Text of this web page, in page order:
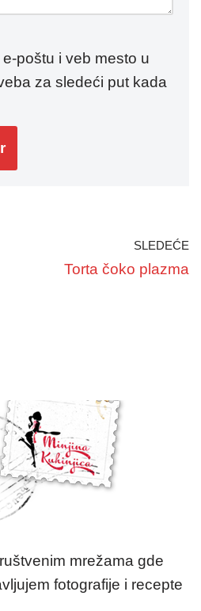
poštu i veb mesto u
za sledeći put kada
SLEDEĆE
Torta čoko plazma
mrežama gde
fotografije i recepte